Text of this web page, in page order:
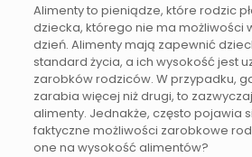
Alimenty to pieniądze, które rodzic
dziecka, którego nie ma możliwości
dzień. Alimenty mają zapewnić
standard życia, a ich wysokość jest
zarobków rodziców. W przypadku,
zarabia więcej niż drugi, to
alimenty. Jednakże, często pojawia
faktyczne możliwości zarobkowe
one na wysokość alimentów?